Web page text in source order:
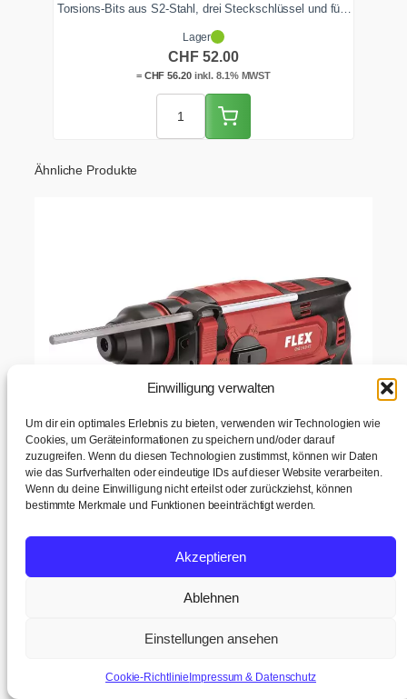
Einwilligung verwalten
Um dir ein optimales Erlebnis zu bieten, verwenden wir Technologien wie
Cookies, um Geräteinformationen zu speichern und/oder darauf
zuzugreifen. Wenn du diesen Technologien zustimmst, können wir Daten
wie das Surfverhalten oder eindeutige IDs auf dieser Website verarbeiten.
Wenn du deine Einwilligung nicht erteilst oder zurückziehst, können
bestimmte Merkmale und Funktionen beeinträchtigt werden.
Akzeptieren
Ablehnen
Einstellungen ansehen
Cookie-Richtlinie Impressum & Datenschutz
Torsions-Bits aus S2-Stahl, drei Steckschlüssel und fünf
kompatiblen Box. So deckst du Bohren und Schrauben
aus einer Hand ab. Ab Lager Zentralschweiz schnell
lieferbar.
Lager
CHF 52.00
= CHF 56.20inkl. 8.1% MWST
Ähnliche Produkte